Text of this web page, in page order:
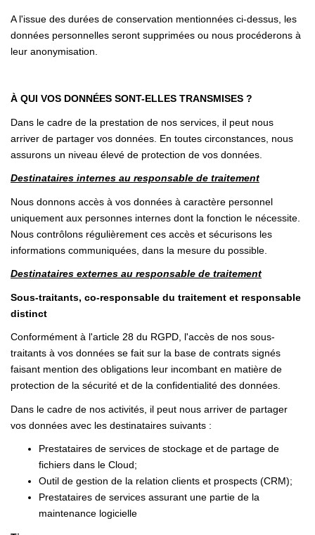
A l'issue des durées de conservation mentionnées ci-dessus, les
données personnelles seront supprimées ou nous procéderons à
leur anonymisation.
À QUI VOS DONNÉES SONT-ELLES TRANSMISES ?
Dans le cadre de la prestation de nos services, il peut nous
arriver de partager vos données. En toutes circonstances, nous
assurons un niveau élevé de protection de vos données.
Destinataires internes au responsable de traitement
Nous donnons accès à vos données à caractère personnel
uniquement aux personnes internes dont la fonction le nécessite.
Nous contrôlons régulièrement ces accès et sécurisons les
informations communiquées, dans la mesure du possible.
Destinataires externes au responsable de traitement
Sous-traitants, co-responsable du traitement et responsable
distinct
Conformément à l'article 28 du RGPD, l'accès de nos sous-
traitants à vos données se fait sur la base de contrats signés
faisant mention des obligations leur incombant en matière de
protection de la sécurité et de la confidentialité des données.
Dans le cadre de nos activités, il peut nous arriver de partager
vos données avec les destinataires suivants :
Prestataires de services de stockage et de partage de
fichiers dans le Cloud;
Outil de gestion de la relation clients et prospects (CRM);
Prestataires de services assurant une partie de la
maintenance logicielle